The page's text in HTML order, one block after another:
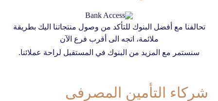
تحالفنا مع أفضل البنوك للتأكد من وصول منتجاتنا اليك بطريقة
ملائمة، اتجه الى أقرب فرع الآن
سنستمر مع المزيد من البنوك في المستقبل لراحة عملائنا.
شركاء التأمين المصرفى